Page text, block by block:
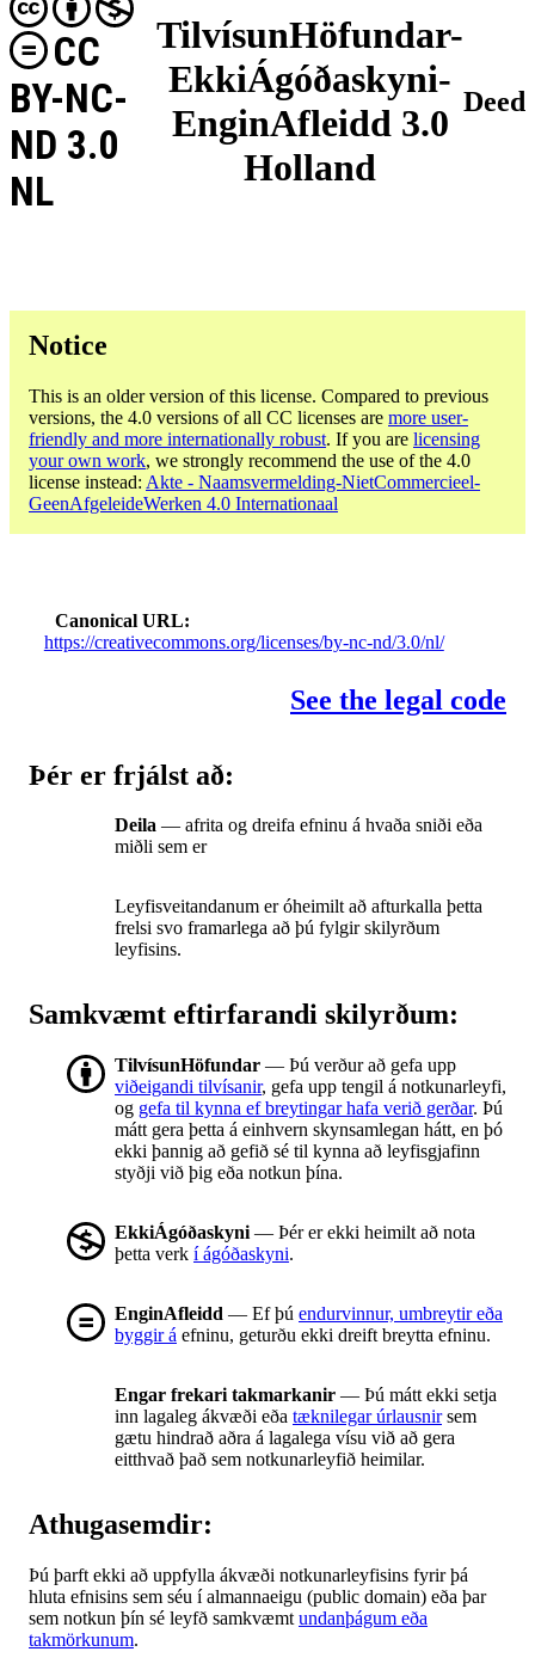
TilvísunHöfundar-
EkkiÁgóðaskyni-
EnginAfleidd 3.0
Holland
CC
BY-NC-
ND 3.0
NL
Deed
Notice
This is an older version of this license. Compared to previous
versions, the 4.0 versions of all CC licenses are more user-
friendly and more internationally robust. If you are licensing
your own work, we strongly recommend the use of the 4.0
license instead: Akte - Naamsvermelding-NietCommercieel-
GeenAfgeleideWerken 4.0 Internationaal
Canonical URL
https://creativecommons.org/licenses/by-nc-nd/3.0/nl/
See the legal code
Þér er frjálst að:
Deila — afrita og dreifa efninu á hvaða sniði eða
miðli sem er
Leyfisveitandanum er óheimilt að afturkalla þetta
frelsi svo framarlega að þú fylgir skilyrðum
leyfisins.
Samkvæmt eftirfarandi skilyrðum:
TilvísunHöfundar — Þú verður að gefa upp
viðeigandi tilvísanir, gefa upp tengil á notkunarleyfi,
og gefa til kynna ef breytingar hafa verið gerðar. Þú
mátt gera þetta á einhvern skynsamlegan hátt, en þó
ekki þannig að gefið sé til kynna að leyfisgjafinn
styðji við þig eða notkun þína.
EkkiÁgóðaskyni — Þér er ekki heimilt að nota
þetta verk í ágóðaskyni.
EnginAfleidd — Ef þú endurvinnur, umbreytir eða
byggir á efninu, geturðu ekki dreift breytta efninu.
Engar frekari takmarkanir — Þú mátt ekki setja
inn lagaleg ákvæði eða tæknilegar úrlausnirsem
gætu hindrað aðra á lagalega vísu við að gera
eitthvað það sem notkunarleyfið heimilar.
Athugasemdir:
Þú þarft ekki að uppfylla ákvæði notkunarleyfisins fyrir þá
hluta efnisins sem séu í almannaeigu (public domain) eða þar
sem notkun þín sé leyfð samkvæmt undanþágum eða
takmörkunum.